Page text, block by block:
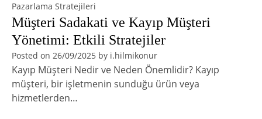
Pazarlama Stratejileri
Müşteri Sadakati ve Kayıp Müşteri
Yönetimi: Etkili Stratejiler
Posted on 26/09/2025 by i.hilmikonur
Kayıp Müşteri Nedir ve Neden Önemlidir? Kayıp
müşteri, bir işletmenin sunduğu ürün veya
hizmetlerden…